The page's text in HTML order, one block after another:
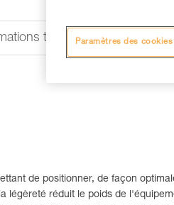
techniques
de positionner, de façon
légèreté réduit le poids de
Paramètres des cookies